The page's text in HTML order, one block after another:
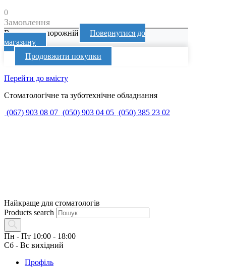
0
Замовлення
Ваш кошик порожній
Повернутися до
магазину
Продовжити покупки
Перейти до вмісту
Стоматологічне та зуботехнічне обладнання
(067) 903 08 07 (050) 903 04 05 (050) 385 23 02
Найкраще для стоматологів
Products search
Пн - Пт 10:00 - 18:00
Сб - Вс вихідний
Профіль